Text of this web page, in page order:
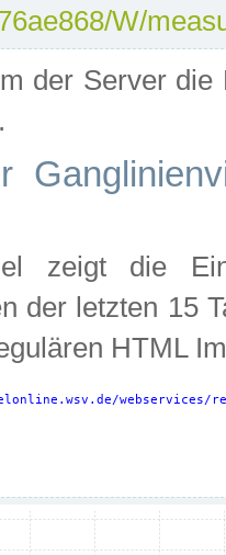
W/
der Server
zeigt die
der letzten 15
HTML
webservices/